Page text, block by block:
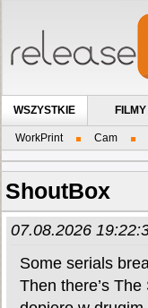
WSZYSTKIE FILMY
WorkPrint Cam
ShoutBox